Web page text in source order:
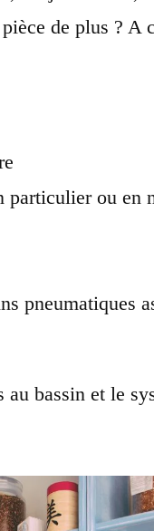
de plus ? A
ou en
pneumatiques
au bassin et le